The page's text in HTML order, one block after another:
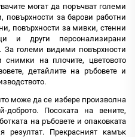
могат да поръчват големи
за барови работни
повърхности за мивки, стенни
и други персонализирани
За големи видими повърхности
снимки на плочите, цветовото
детайлите на ръбовете и
може да се избере произволна
Посоката на вените,
на ръбовете и опаковката
резултат. Прекрасният камък